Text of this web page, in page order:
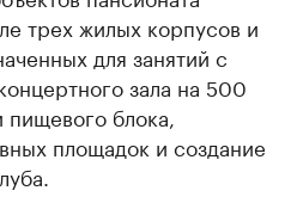
трех жилых корпусов и
для занятий с
зала на 500
блока,
площадок и создание